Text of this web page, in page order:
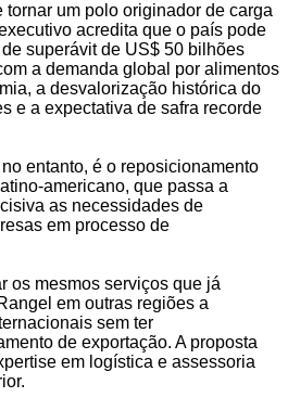
tornar um polo originador de carga
acredita que o país pode
superávit de US$ 50 bilhões
a demanda global por alimentos
a desvalorização histórica do
e a expectativa de safra recorde
entanto, é o reposicionamento
americano, que passa a
as necessidades de
em processo de
os mesmos serviços que já
em outras regiões a
sem ter
de exportação. A proposta
em logística e assessoria